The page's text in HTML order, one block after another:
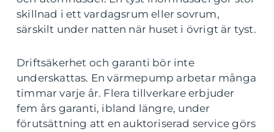
skillnad i ett vardagsrum eller sovrum,
särskilt under natten när huset i övrigt är tyst.
Driftsäkerhet och garanti bör inte
underskattas. En värmepump arbetar många
timmar varje år. Flera tillverkare erbjuder
fem års garanti, ibland längre, under
förutsättning att en auktoriserad service görs